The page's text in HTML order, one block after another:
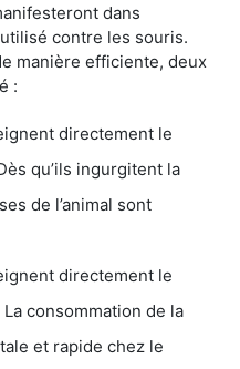
dans
contre les souris.
manière efficiente, deux
:
directement le
qu’ils ingurgitent la
de l’animal sont
directement le
consommation de la
et rapide chez le